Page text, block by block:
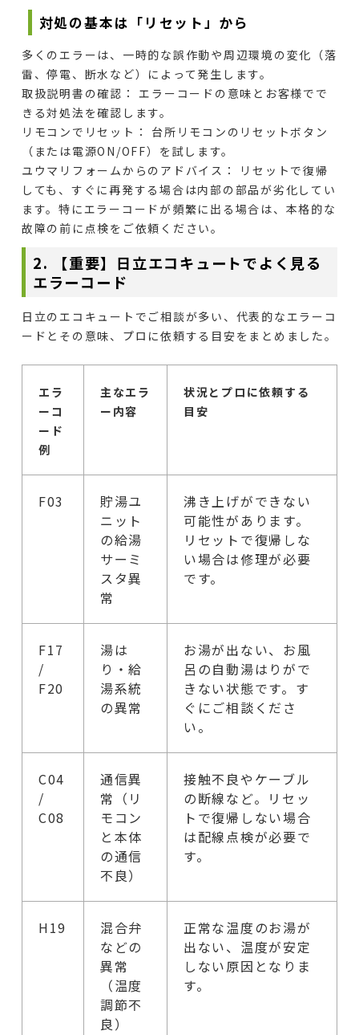
対処の基本は「リセット」から
多くのエラーは、 一時的な誤作動や周辺環境の変化 （落
雷、停電、断水など）によって発生します。
取扱説明書の確認： エラーコードの意味とお客様でで
きる対処法を確認します。
リモコンでリセット：
台所リモコンのリセットボタン
（または電源ON/OFF）を試します。
ユウマリフォームからのアドバイス：
リセットで復帰
しても、すぐに再発する場合は内部の部品が劣化してい
ます。特にエラーコードが頻繁に出る場合は、本格的な
故障の前に点検をご依頼ください。
2. 【重要】日立エコキュートでよく見る
エラーコード
日立のエコキュートでご相談が多い、代表的なエラーコ
ードとその意味、プロに依頼する目安をまとめました。
エラ
ーコ
ード
例
主なエラ
ー内容
状況とプロに依頼する
目安
F03
貯湯ユ
ニット
の給湯
サーミ
スタ異
常
沸き上げができない
可能性があります。
リセットで復帰しな
い場合は修理が必要
です。
F17
/
F20
湯は
り・給
湯系統
の異常
お湯が出ない、お風
呂の自動湯はりがで
きない状態です。す
ぐにご相談くださ
い。
C04
/
C08
通信異
常（リ
モコン
と本体
の通信
不良）
接触不良やケーブル
の断線など。リセッ
トで復帰しない場合
は配線点検が必要で
す。
H19
混合弁
などの
異常
（温度
調節不
良）
正常な温度のお湯が
出ない、温度が安定
しない原因となりま
す。